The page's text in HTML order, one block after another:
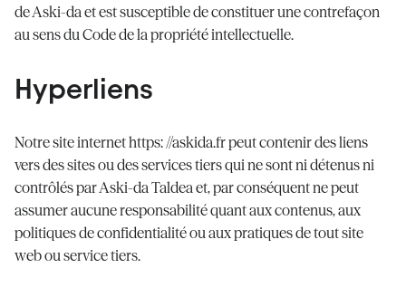
de Aski-da et est susceptible de constituer une contrefaçon
au sens du Code de la propriété intellectuelle.
Hyperliens
Notre site internet https: //askida.fr peut contenir des liens
vers des sites ou des services tiers qui ne sont ni détenus ni
contrôlés par Aski-da Taldea et, par conséquent ne peut
assumer aucune responsabilité quant aux contenus, aux
politiques de confidentialité ou aux pratiques de tout site
web ou service tiers.